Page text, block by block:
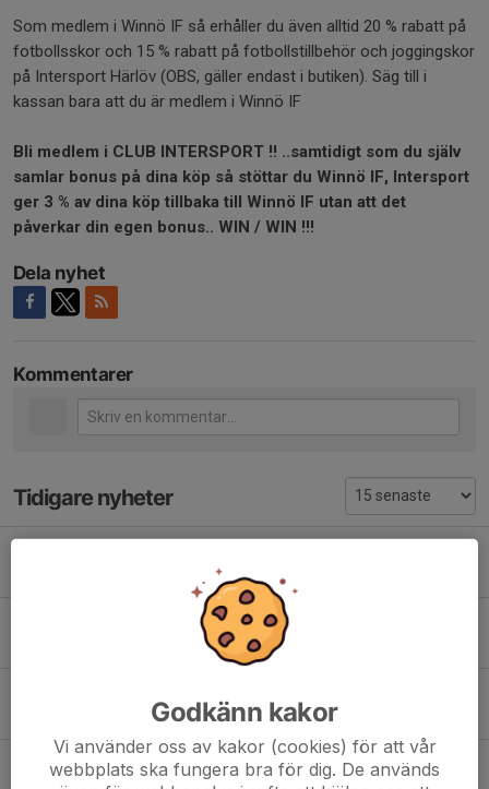
Som medlem i Winnö IF så erhåller du även alltid 20 % rabatt på
fotbollsskor och 15 % rabatt på fotbollstillbehör och joggingskor
på Intersport Härlöv (OBS, gäller endast i butiken). Säg till i
kassan bara att du är medlem i Winnö IF
Bli medlem i CLUB INTERSPORT !! ..samtidigt som du själv
samlar bonus på dina köp så stöttar du Winnö IF, Intersport
ger 3 % av dina köp tillbaka till Winnö IF utan att det
påverkar din egen bonus.. WIN / WIN !!!
Dela nyhet
Kommentarer
Tidigare nyheter
Winnö klart för division 5
14 maj 2025 1
Klubbmästerskap i bordtennis 21 april
Godkänn kakor
Vi använder oss av kakor (cookies) för att vår
webbplats ska fungera bra för dig. De används